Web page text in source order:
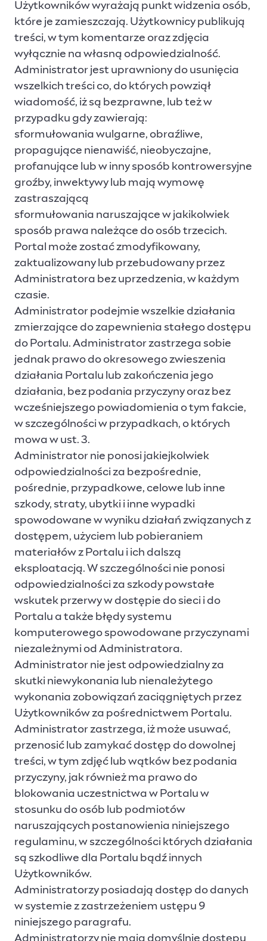
Użytkowników wyrażają punkt widzenia osób,
które je zamieszczają. Użytkownicy publikują
treści, w tym komentarze oraz zdjęcia
wyłącznie na własną odpowiedzialność.
Administrator jest uprawniony do usunięcia
wszelkich treści co, do których powziął
wiadomość, iż są bezprawne, lub też w
przypadku gdy zawierają:
sformułowania wulgarne, obraźliwe,
propagujące nienawiść, nieobyczajne,
profanujące lub w inny sposób kontrowersyjne
groźby, inwektywy lub mają wymowę
zastraszającą
sformułowania naruszające w jakikolwiek
sposób prawa należące do osób trzecich.
Portal może zostać zmodyfikowany,
zaktualizowany lub przebudowany przez
Administratora bez uprzedzenia, w każdym
czasie.
Administrator podejmie wszelkie działania
zmierzające do zapewnienia stałego dostępu
do Portalu. Administrator zastrzega sobie
jednak prawo do okresowego zwieszenia
działania Portalu lub zakończenia jego
działania, bez podania przyczyny oraz bez
wcześniejszego powiadomienia o tym fakcie,
w szczególności w przypadkach, o których
mowa w ust. 3.
Administrator nie ponosi jakiejkolwiek
odpowiedzialności za bezpośrednie,
pośrednie, przypadkowe, celowe lub inne
szkody, straty, ubytki i inne wypadki
spowodowane w wyniku działań związanych z
dostępem, użyciem lub pobieraniem
materiałów z Portalu i ich dalszą
eksploatacją. W szczególności nie ponosi
odpowiedzialności za szkody powstałe
wskutek przerwy w dostępie do sieci i do
Portalu a także błędy systemu
komputerowego spowodowane przyczynami
niezależnymi od Administratora.
Administrator nie jest odpowiedzialny za
skutki niewykonania lub nienależytego
wykonania zobowiązań zaciągniętych przez
Użytkowników za pośrednictwem Portalu.
Administrator zastrzega, iż może usuwać,
przenosić lub zamykać dostęp do dowolnej
treści, w tym zdjęć lub wątków bez podania
przyczyny, jak również ma prawo do
blokowania uczestnictwa w Portalu w
stosunku do osób lub podmiotów
naruszających postanowienia niniejszego
regulaminu, w szczególności których działania
są szkodliwe dla Portalu bądź innych
Użytkowników.
Administratorzy posiadają dostęp do danych
w systemie z zastrzeżeniem ustępu 9
niniejszego paragrafu.
Administratorzy nie mają domyślnie dostępu